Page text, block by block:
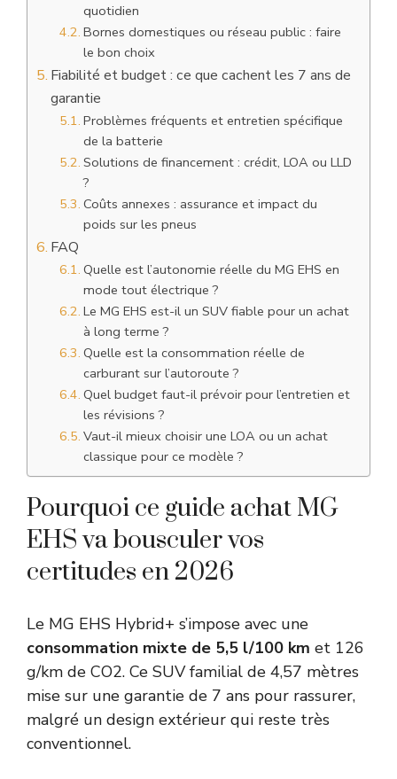
quotidien
Bornes domestiques ou réseau public : faire
le bon choix
Fiabilité et budget : ce que cachent les 7 ans de
garantie
Problèmes fréquents et entretien spécifique
de la batterie
Solutions de financement : crédit, LOA ou LLD
?
Coûts annexes : assurance et impact du
poids sur les pneus
FAQ
Quelle est l’autonomie réelle du MG EHS en
mode tout électrique ?
Le MG EHS est-il un SUV fiable pour un achat
à long terme ?
Quelle est la consommation réelle de
carburant sur l’autoroute ?
Quel budget faut-il prévoir pour l’entretien et
les révisions ?
Vaut-il mieux choisir une LOA ou un achat
classique pour ce modèle ?
Pourquoi ce guide achat MG
EHS va bousculer vos
certitudes en 2026
Le MG EHS Hybrid+ s’impose avec une
consommation mixte de 5,5 l/100 km et 126
g/km de CO2. Ce SUV familial de 4,57 mètres
mise sur une garantie de 7 ans pour rassurer,
malgré un design extérieur qui reste très
conventionnel.